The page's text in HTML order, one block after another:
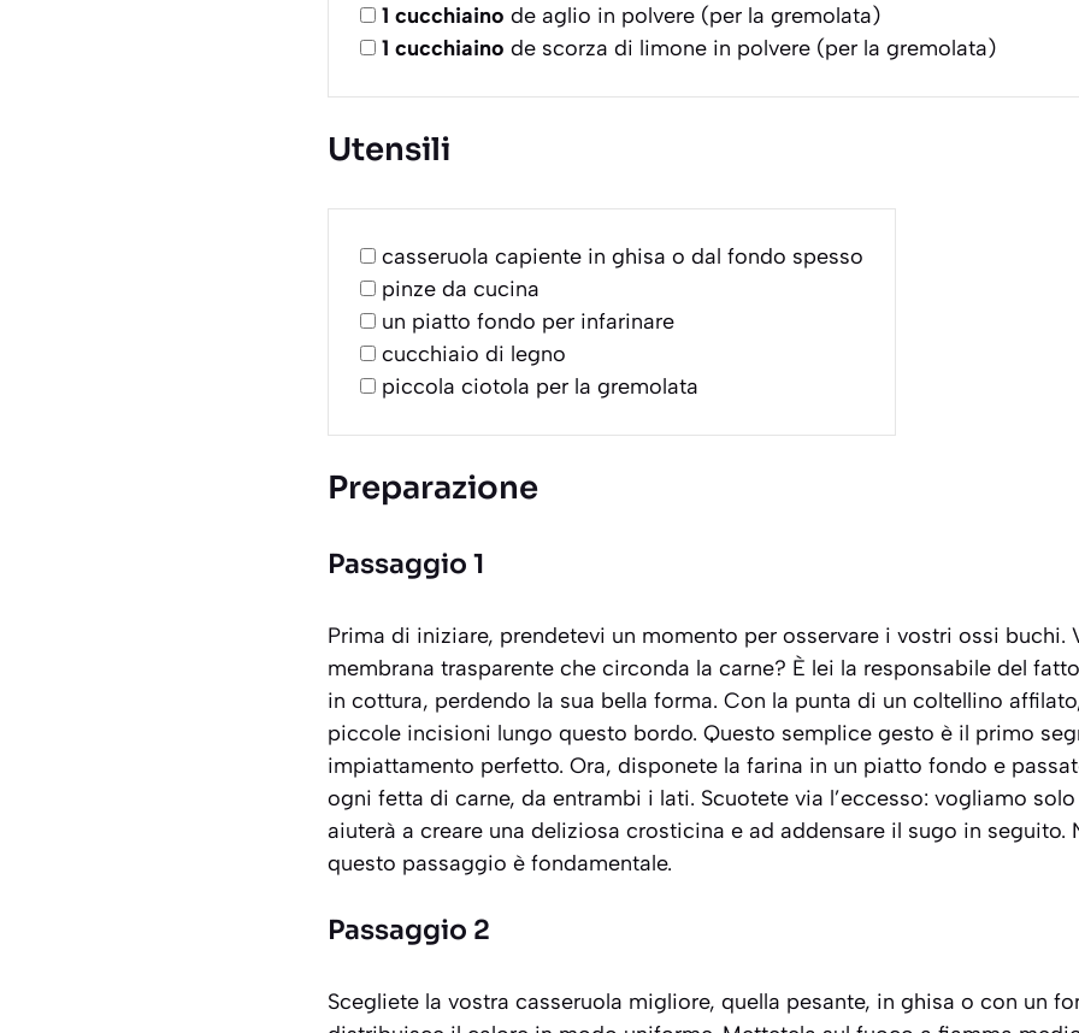
1 cucchiaino de aglio in polvere (per la gremolata)
1 cucchiaino de scorza di limone in polvere (per la gremolata)
Utensili
casseruola capiente in ghisa o dal fondo spesso
pinze da cucina
un piatto fondo per infarinare
cucchiaio di legno
piccola ciotola per la gremolata
Preparazione
Passaggio 1
Prima di iniziare, prendetevi un momento per osservare i vostri ossi buchi.
membrana trasparente che circonda la carne? È lei la responsabile del
in cottura, perdendo la sua bella forma. Con la punta di un coltellino
piccole incisioni lungo questo bordo. Questo semplice gesto è il primo
impiattamento perfetto. Ora, disponete la farina in un piatto fondo e
ogni fetta di carne, da entrambi i lati. Scuotete via l’eccesso: vogliamo
aiuterà a creare una deliziosa crosticina e ad addensare il sugo in seguito.
questo passaggio è fondamentale.
Passaggio 2
Scegliete la vostra casseruola migliore, quella pesante, in ghisa o con un